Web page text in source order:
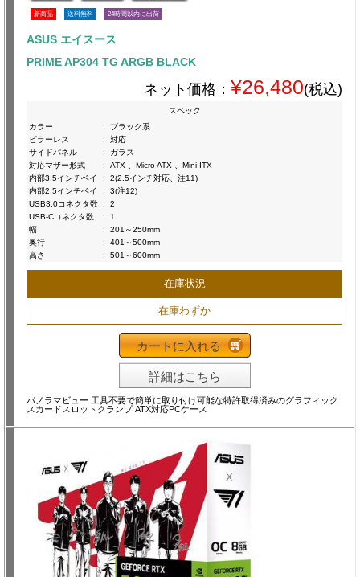
新商品 送料無料 24時間以内に出荷
ASUS エイスース
PRIME AP304 TG ARGB BLACK
ネット価格： ¥26,480(税込)
スペック
カラー
:
ブラック系
ピラーレス
:
対応
サイドパネル
:
ガラス
対応マザー形式
:
ATX 、Micro ATX 、Mini-ITX
内部3.5インチベイ
:
2(2.5インチ対応、注11)
内部2.5インチベイ
:
3(注12)
USB3.0コネクタ数 :
2
USB-Cコネクタ数
:
1
幅
:
201～250mm
奥行
:
401～500mm
高さ
: 501～600mm
在庫状況
在庫わずか
カートに入れる
詳細はこちら
パノラマビュー 工具不要で簡単に取り付け可能な特許取得済みのグラフィック
スカードスロットクランプ ATX対応PCケース